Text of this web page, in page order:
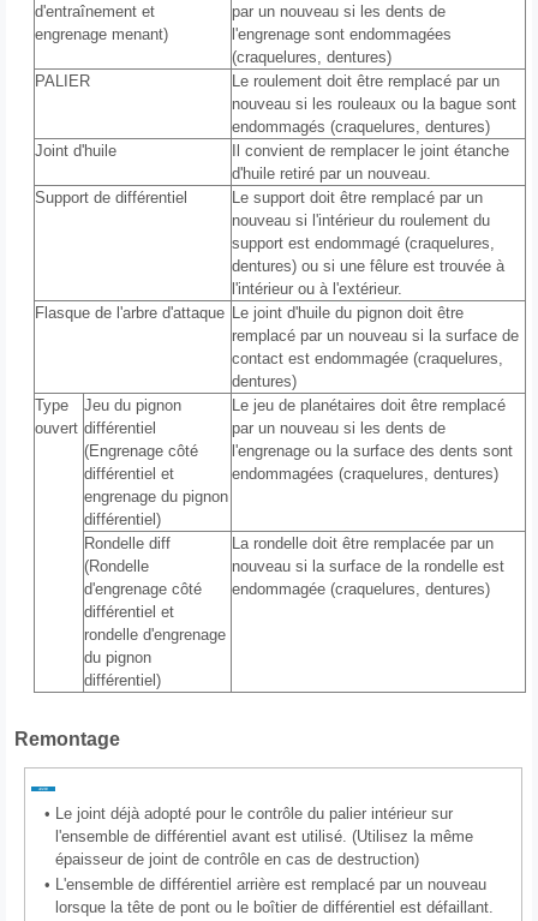
d'entraînement et
engrenage menant)
par un nouveau si les dents de
l'engrenage sont endommagées
(craquelures, dentures)
PALIER
Le roulement doit être remplacé par un
nouveau si les rouleaux ou la bague sont
endommagés (craquelures, dentures)
Joint d'huile
Il convient de remplacer le joint étanche
d'huile retiré par un nouveau.
Support de différentiel
Le support doit être remplacé par un
nouveau si l'intérieur du roulement du
support est endommagé (craquelures,
dentures) ou si une fêlure est trouvée à
l'intérieur ou à l'extérieur.
Flasque de l'arbre d'attaque Le joint d'huile du pignon doit être
remplacé par un nouveau si la surface de
contact est endommagée (craquelures,
dentures)
Type
ouvert
Jeu du pignon
différentiel
(Engrenage côté
différentiel et
engrenage du pignon
différentiel)
Le jeu de planétaires doit être remplacé
par un nouveau si les dents de
l'engrenage ou la surface des dents sont
endommagées (craquelures, dentures)
Rondelle diff
(Rondelle
d'engrenage côté
différentiel et
rondelle d'engrenage
du pignon
différentiel)
La rondelle doit être remplacée par un
nouveau si la surface de la rondelle est
endommagée (craquelures, dentures)
Remontage
• Le joint déjà adopté pour le contrôle du palier intérieur sur
l'ensemble de différentiel avant est utilisé. (Utilisez la même
épaisseur de joint de contrôle en cas de destruction)
• L'ensemble de différentiel arrière est remplacé par un nouveau
lorsque la tête de pont ou le boîtier de différentiel est défaillant.